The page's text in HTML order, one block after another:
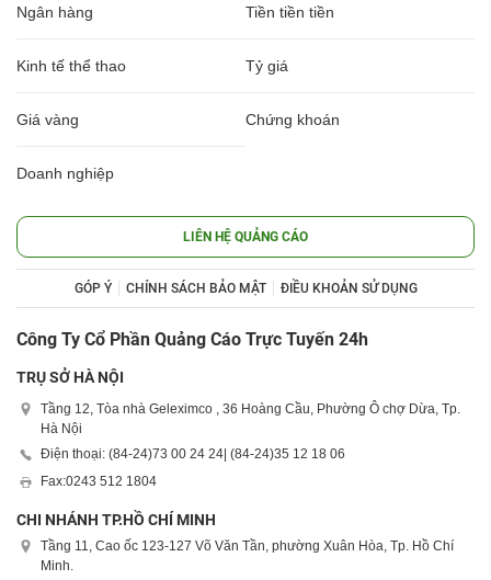
Ngân hàng Tiền tiền tiền
Kinh tế thể thao Tỷ giá
Giá vàng Chứng khoán
Doanh nghiệp
LIÊN HỆ QUẢNG CÁO
GÓP Ý CHÍNH SÁCH BẢO MẬT ĐIỀU KHOẢN SỬ DỤNG
Công Ty Cổ Phần Quảng Cáo Trực Tuyến 24h
TRỤ SỞ HÀ NỘI
Tầng 12, Tòa nhà Geleximco , 36 Hoàng Cầu, Phường Ô chợ Dừa, Tp.
Hà Nội
Điện thoại: (84-24)73 00 24 24| (84-24)35 12 18 06
Fax:0243 512 1804
CHI NHÁNH TP.HỒ CHÍ MINH
Tầng 11, Cao ốc 123-127 Võ Văn Tần, phường Xuân Hòa, Tp. Hồ Chí
Minh.